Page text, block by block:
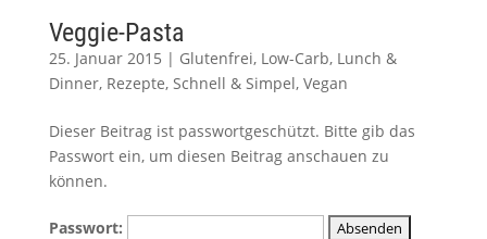
Veggie-Pasta
25. Januar 2015 | Glutenfrei, Low-Carb, Lunch &
Dinner, Rezepte, Schnell & Simpel, Vegan
Dieser Beitrag ist passwortgeschützt. Bitte gib das
Passwort ein, um diesen Beitrag anschauen zu
können.
Passwort: